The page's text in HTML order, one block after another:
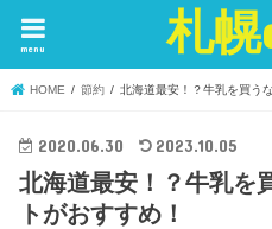
札
menu
HOME 節約 北海道最安！？牛乳を買う
2020.06.30 2023.10.05
北海道最安！？牛乳を
トがおすすめ！